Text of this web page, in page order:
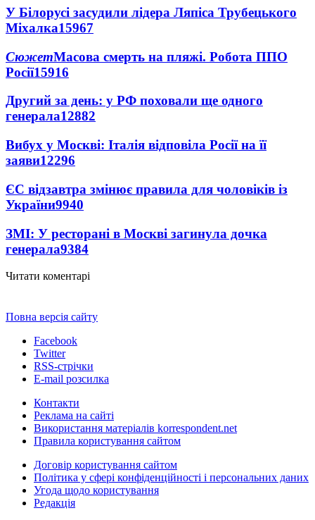
У Білорусі засудили лідера Ляпіса Трубецького
Міхалка15967
СюжетМасова смерть на пляжі. Робота ППО
Росії15916
Другий за день: у РФ поховали ще одного
генерала12882
Вибух у Москві: Італія відповіла Росії на її
заяви12296
ЄС відзавтра змінює правила для чоловіків із
України9940
ЗМІ: У ресторані в Москві загинула дочка
генерала9384
Читати коментарі
Повна версія сайту
Facebook
Twitter
RSS-стрічки
E-mail розсилка
Контакти
Реклама на сайті
Використання матеріалів korrespondent.net
Правила користування сайтом
Договір користування сайтом
Політика у сфері конфіденційності і персональних даних
Угода щодо користування
Редакція